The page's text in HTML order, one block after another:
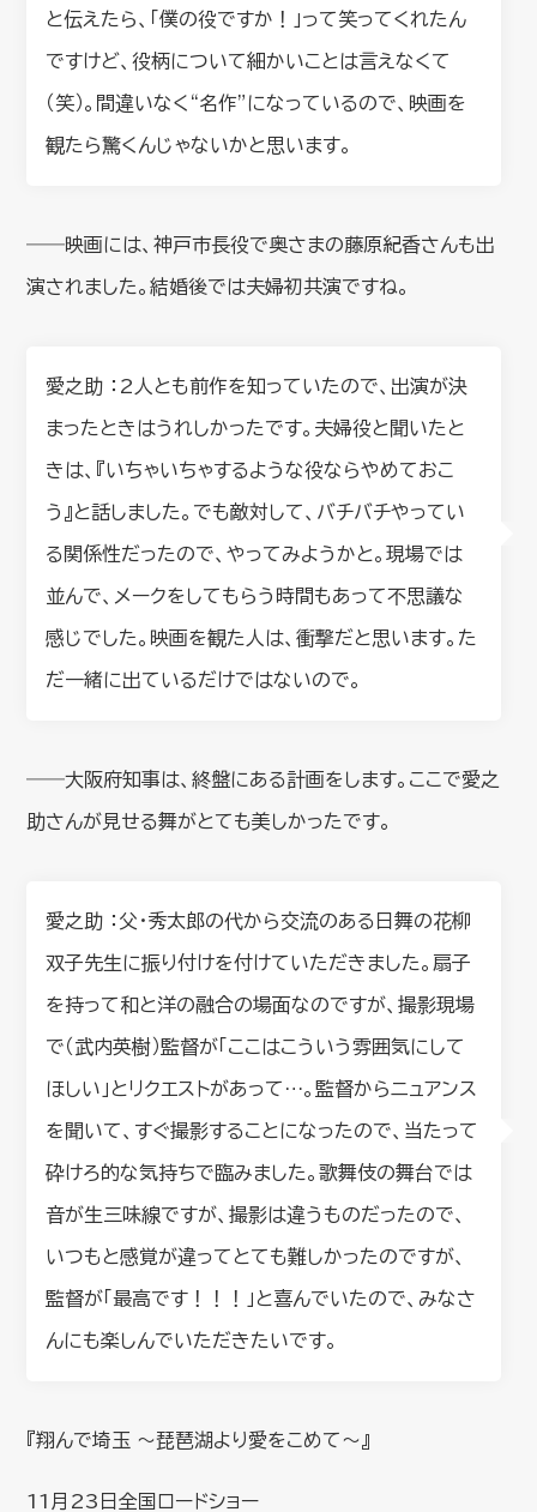
と伝えたら、「僕の役ですか！」って笑ってくれたん
ですけど、役柄について細かいことは言えなくて
（笑）。間違いなく“名作”になっているので、映画を
観たら驚くんじゃないかと思います。
――映画には、神戸市長役で奥さまの藤原紀香さんも出
演されました。結婚後では夫婦初共演ですね。
愛之助 ：2人とも前作を知っていたので、出演が決
まったときはうれしかったです。夫婦役と聞いたと
きは、『いちゃいちゃするような役ならやめておこ
う』と話しました。でも敵対して、バチバチやってい
る関係性だったので、やってみようかと。現場では
並んで、メークをしてもらう時間もあって不思議な
感じでした。映画を観た人は、衝撃だと思います。た
だ一緒に出ているだけではないので。
――大阪府知事は、終盤にある計画をします。ここで愛之
助さんが見せる舞がとても美しかったです。
愛之助 ：父・秀太郎の代から交流のある日舞の花柳
双子先生に振り付けを付けていただきました。扇子
を持って和と洋の融合の場面なのですが、撮影現場
で（武内英樹）監督が「ここはこういう雰囲気にして
ほしい」とリクエストがあって…。監督からニュアンス
を聞いて、すぐ撮影することになったので、当たって
砕けろ的な気持ちで臨みました。歌舞伎の舞台では
音が生三味線ですが、撮影は違うものだったので、
いつもと感覚が違ってとても難しかったのですが、
監督が「最高です！！！」と喜んでいたので、みなさ
んにも楽しんでいただきたいです。
『翔んで埼玉 〜琵琶湖より愛をこめて〜』
11月23日全国ロードショー